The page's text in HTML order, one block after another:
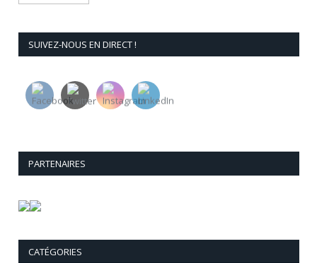
SUIVEZ-NOUS EN DIRECT !
PARTENAIRES
CATÉGORIES